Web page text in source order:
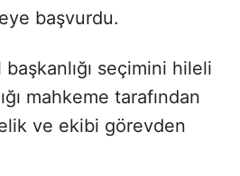
başvurdu.
seçimini hileli
mahkeme tarafından
ve ekibi görevden